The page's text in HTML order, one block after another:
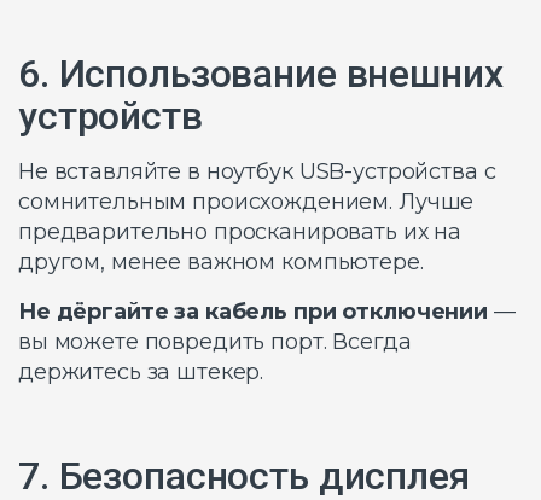
6. Использование внешних
устройств
Не вставляйте в ноутбук USB-устройства с
сомнительным происхождением. Лучше
предварительно просканировать их на
другом, менее важном компьютере.
Не дёргайте за кабель при отключении —
вы можете повредить порт. Всегда
держитесь за штекер.
7. Безопасность дисплея